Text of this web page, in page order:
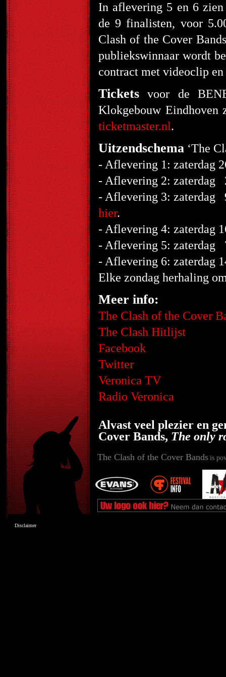
In aflevering 5 en 6 zien
de 9 finalisten, voor
Clash of the Cover
publiekswinnaar wordt
contract met videoclip
Tickets voor de
Klokgebouw
ticketmaster.nl.
Uitzendschema ‘The
- Aflevering 1: zaterdag
- Aflevering 2:
- Aflevering 3:
hier.
- Aflevering 4: zaterdag
- Aflevering 5:
- Aflevering 6:
Elke zondag herhaling
Meer info:
The Clash of the Cover
The Clash Hitlijst
Facebook
Twitter
Veronica TV
Radio Veronica
Alvast veel plezier en
Cover Bands, The only
The Clash of the Cover Bands is
Disclaimer